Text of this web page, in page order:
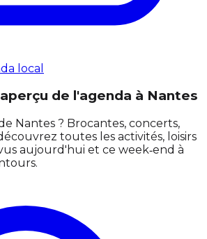
local
de l'agenda à Nantes
Nantes ? Brocantes, concerts,
toutes les activités, loisirs
aujourd'hui et ce week‑end à